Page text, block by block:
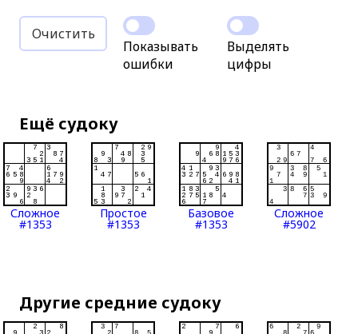
Очистить
Показывать
ошибки
Выделять
цифры
Ещё судоку
Сложное
#1353
Простое
#1353
Базовое
#1353
Сложное
#5902
Другие средние судоку